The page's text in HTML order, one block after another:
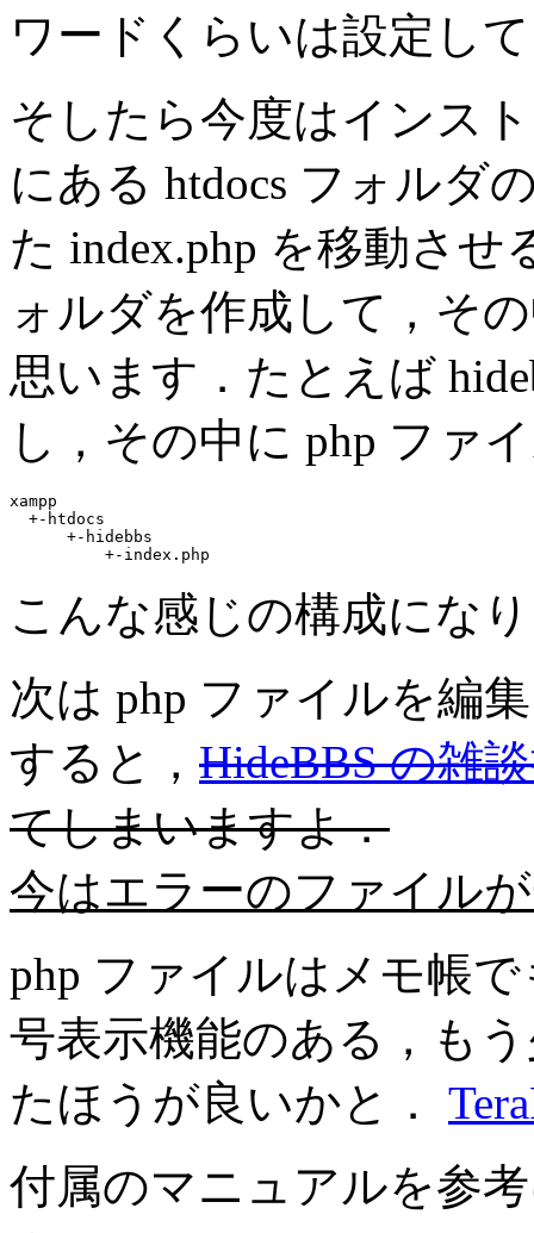
ワードくらいは設定し
そしたら今度はインス
にある htdocs フォルダ
た index.php を移動さ
ォルダを作成して，そ
思います．たとえば
し，その中に php ファ
xampp
  +-htdocs
      +-hidebbs
          +-index.php
こんな感じの構成にな
次は php ファイルを編
すると， HideBBS の雑
てしまいますよ．
今はエラーのファイル
php ファイルはメモ帳
号表示機能のある，も
たほうが良いかと．
付属のマニュアルを参